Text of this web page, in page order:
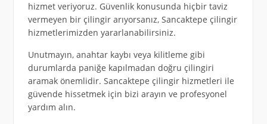
hizmet veriyoruz. Güvenlik konusunda hiçbir taviz
vermeyen bir çilingir arıyorsanız, Sancaktepe çilingir
hizmetlerimizden yararlanabilirsiniz.
Unutmayın, anahtar kaybı veya kilitleme gibi
durumlarda paniğe kapılmadan doğru çilingiri
aramak önemlidir. Sancaktepe çilingir hizmetleri ile
güvende hissetmek için bizi arayın ve profesyonel
yardım alın.